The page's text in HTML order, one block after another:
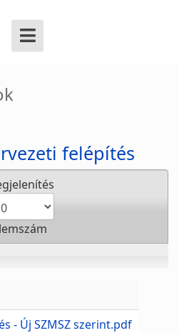
felépítés
- Új SZMSZ szerint.pdf